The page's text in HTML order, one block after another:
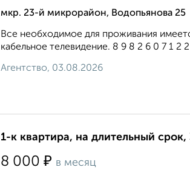
мкр. 23-й микрорайон, Водопьянова 25
Все необходимое для проживания
кабельное телевидение. 8 9 8 2 6 0 7 1 2
Агентство, 03.08.2026
1-к квартира, на длительный
8 000 ₽ в месяц